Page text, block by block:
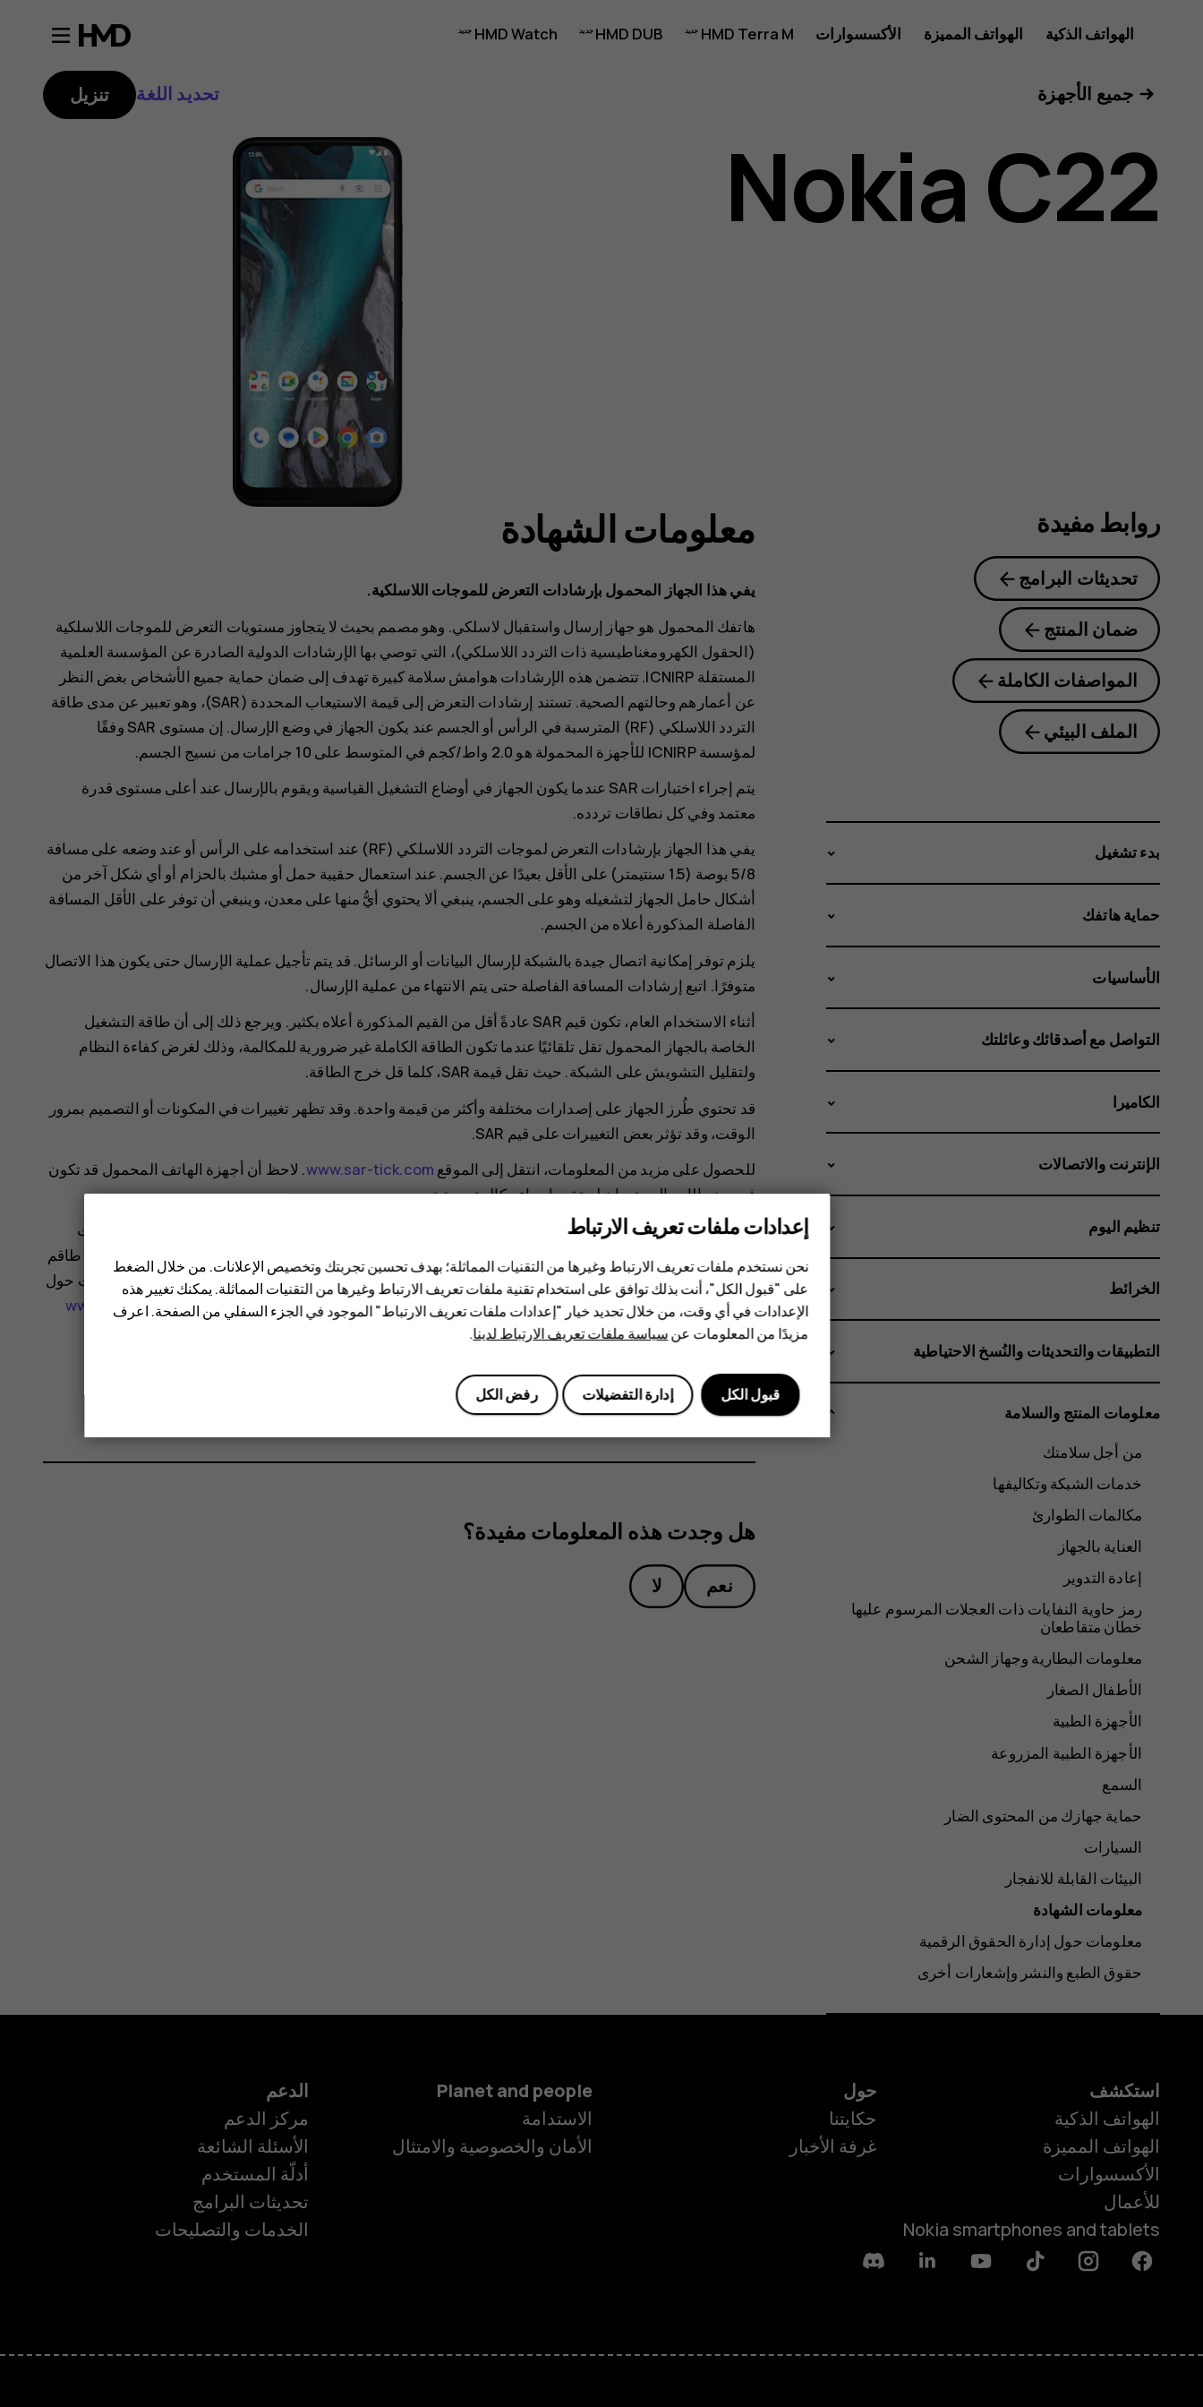
دليل
مستخدم
Nokia
الهواتف الذكية الهواتف المميزة الأكسسوارات HMD Terra M
HMD DUB
HMD Watch
الهواتف الذكية
HMD Terra M
جميع الأجهزة تحديد اللغة تنزيل
Nokia C22
معلومات الشهادة
يفي هذا الجهاز المحمول بإرشادات التعرض للموجات اللاسلكية.
هاتفك المحمول هو جهاز إرسال واستقبال لاسلكي. وهو مصمم بحيث لا يتجاوز مستويات التعرض للموجات اللاسلكية
(الحقول الكهرومغناطيسية ذات التردد اللاسلكي)، التي توصي بها الإرشادات الدولية الصادرة عن المؤسسة العلمية
المستقلة ICNIRP. تتضمن هذه الإرشادات هوامش سلامة كبيرة تهدف إلى ضمان حماية جميع الأشخاص بغض النظر
عن أعمارهم وحالتهم الصحية. تستند إرشادات التعرض إلى قيمة الاستيعاب المحددة (SAR)، وهو تعبير عن مدى طاقة
التردد اللاسلكي (RF) المترسبة في الرأس أو الجسم عند يكون الجهاز في وضع الإرسال. إن مستوى SAR وفقًا
لمؤسسة ICNIRP للأجهزة المحمولة هو 2.0 واط/كجم في المتوسط على 10 جرامات من نسيج الجسم.
يتم إجراء اختبارات SAR عندما يكون الجهاز في أوضاع التشغيل القياسية ويقوم بالإرسال عند أعلى مستوى قدرة
معتمد وفي كل نطاقات تردده.
يفي هذا الجهاز بإرشادات التعرض لموجات التردد اللاسلكي (RF) عند استخدامه على الرأس أو عند وضعه على مسافة
5/8 بوصة (1.5 سنتيمتر) على الأقل بعيدًا عن الجسم. عند استعمال حقيبة حمل أو مشبك بالحزام أو أي شكل آخر من
أشكال حامل الجهاز لتشغيله وهو على الجسم، ينبغي ألا يحتوي أيُّ منها على معدن، وينبغي أن توفر على الأقل المسافة
الفاصلة المذكورة أعلاه من الجسم.
يلزم توفر إمكانية اتصال جيدة بالشبكة لإرسال البيانات أو الرسائل. قد يتم تأجيل عملية الإرسال حتى يكون هذا الاتصال
متوفرًا. اتبع إرشادات المسافة الفاصلة حتى يتم الانتهاء من عملية الإرسال.
أثناء الاستخدام العام، تكون قيم SAR عادةً أقل من القيم المذكورة أعلاه بكثير. ويرجع ذلك إلى أن طاقة التشغيل
الخاصة بالجهاز المحمول تقل تلقائيًا عندما تكون الطاقة الكاملة غير ضرورية للمكالمة، وذلك لغرض كفاءة النظام
ولتقليل التشويش على الشبكة. حيث تقل قيمة SAR، كلما قل خرج الطاقة.
قد تحتوي طُرز الجهاز على إصدارات مختلفة وأكثر من قيمة واحدة. وقد تظهر تغييرات في المكونات أو التصميم بمرور
الوقت، وقد تؤثر بعض التغييرات على قيم SAR.
للحصول على مزيد من المعلومات، انتقل إلى الموقع www.sar-tick.com. لاحظ أن أجهزة الهاتف المحمول قد تكون
في وضع الإرسال حتى إن لم تقم بإجراء مكالمة صوتية.
وقد صرحت منظمة الصحة العالمية (WHO) أن المعلومات العلمية الحالية لا تشير إلى ضرورة اتخاذ أية احتياطات
خاصة عند استخدام أجهزة الهاتف المحمول. إذا كنت مهتمًا بتقليل تعرضك، يوصى بتحديد الاستخدام أو استعمال طاقم
التحدث الحر لإبقاء الجهاز بعيدًا عن الرأس والجسم. للحصول على مزيد من المعلومات والتوضيحات والمناقشات حول
التعرض للترددات اللاسلكية (RF)، انتقل إلى موقع منظمة WHO على الويب على العنوان
www.who.int/health-
topics/electromagnetic-fields#tab=tab_1
هل وجدت هذه المعلومات مفيدة؟
نعم لا
روابط مفيدة
تحديثات البرامج
ضمان المنتج
المواصفات الكاملة
الملف البيئي
بدء تشغيل
حماية هاتفك
الأساسيات
التواصل مع أصدقائك وعائلتك
الكاميرا
الإنترنت والاتصالات
تنظيم اليوم
الخرائط
التطبيقات والتحديثات والنُسخ الاحتياطية
معلومات المنتج والسلامة
من أجل سلامتك
خدمات الشبكة وتكاليفها
مكالمات الطوارئ
العناية بالجهاز
إعادة التدوير
رمز حاوية النفايات ذات العجلات المرسوم عليها
خطان متقاطعان
معلومات البطارية وجهاز الشحن
الأطفال الصغار
الأجهزة الطبية
الأجهزة الطبية المزروعة
السمع
حماية جهازك من المحتوى الضار
السيارات
البيئات القابلة للانفجار
معلومات الشهادة
معلومات حول إدارة الحقوق الرقمية
حقوق الطبع والنشر وإشعارات أخرى
استكشف
الهواتف الذكية
الهواتف المميزة
الأكسسوارات
للأعمال
Nokia smartphones and tablets
حول
حكايتنا
غرفة الأخبار
Planet and people
الاستدامة
الأمان والخصوصية والامتثال
الدعم
مركز الدعم
الأسئلة الشائعة
أدلّة المستخدم
تحديثات البرامج
الخدمات والتصليحات
Facebook
Instagram
Tiktok
Youtube
Linkedin
Discord
إعدادات ملفات تعريف الارتباط
نحن نستخدم ملفات تعريف الارتباط وغيرها من التقنيات المماثلة؛ بهدف تحسين تجربتك وتخصيص الإعلانات. من خلال الضغط
على "قبول الكل"، أنت بذلك توافق على استخدام تقنية ملفات تعريف الارتباط وغيرها من التقنيات المماثلة. يمكنك تغيير هذه
الإعدادات في أي وقت، من خلال تحديد خيار "إعدادات ملفات تعريف الارتباط" الموجود في الجزء السفلي من الصفحة. اعرف
مزيدًا من المعلومات عنسياسة ملفات تعريف الارتباط لدينا.
رفض الكل إدارة التفضيلات قبول الكل